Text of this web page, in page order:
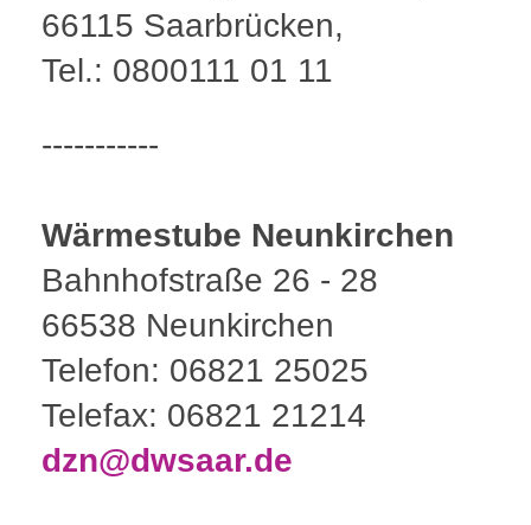
66115 Saarbrücken,
Tel.: 0800111 01 11
-----------
Wärmestube Neunkirchen
Bahnhofstraße 26 - 28
66538 Neunkirchen
Telefon: 06821 25025
Telefax: 06821 21214
dzn@dwsaar.de